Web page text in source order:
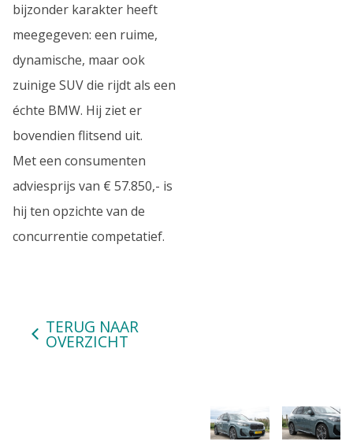
bijzonder karakter heeft
meegegeven: een ruime,
dynamische, maar ook
zuinige SUV die rijdt als een
échte BMW. Hij ziet er
bovendien flitsend uit.
Met een consumenten
adviesprijs van € 57.850,- is
hij ten opzichte van de
concurrentie competatief.
TERUG NAAR
OVERZICHT